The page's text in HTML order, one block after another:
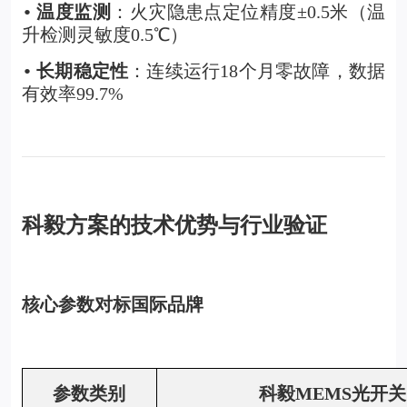
• 温度监测 ：火灾隐患点定位精度±0.5米（温
升检测灵敏度0.5℃）
• 长期稳定性 ：连续运行18个月零故障，数据
有效率99.7%
科毅方案的技术优势与行业验证
核心参数对标国际品牌
参数类别 科毅MEMS光开关